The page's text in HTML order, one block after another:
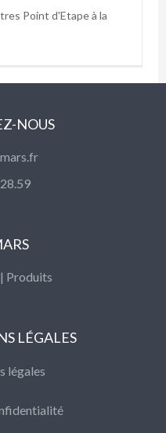
Point d'Etape à la
NOUS
| Produits
LÉGALES
légales